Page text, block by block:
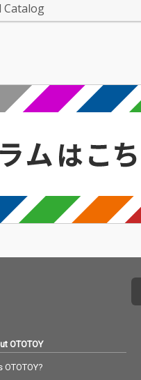
Catalog
OTOTOY
OTOTOY?